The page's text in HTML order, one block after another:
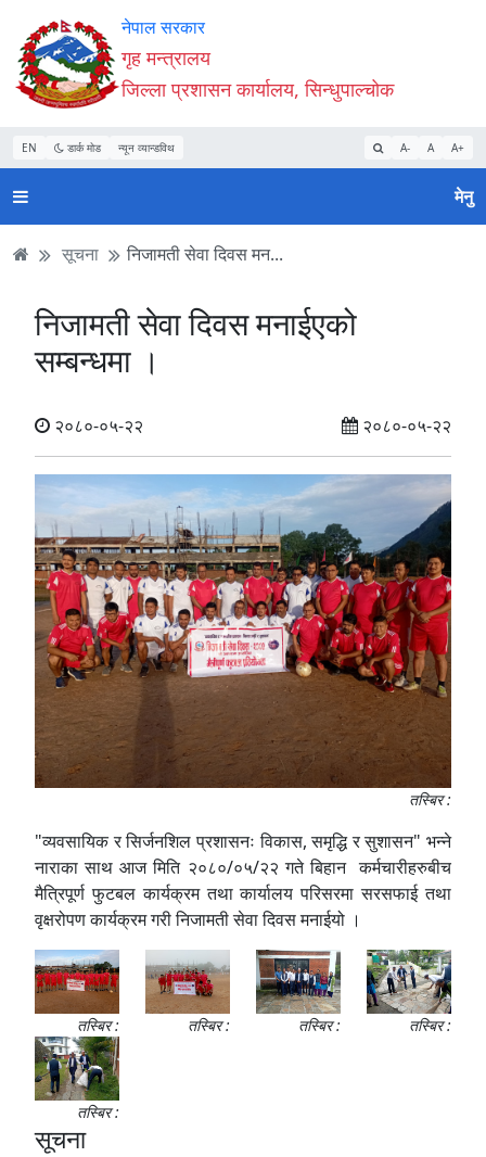
Accessibility
Mode
सुरु
गर्नुहोस्
सामाग्री
पढ्नुहाेस्
नेभिगेसन
पढ्नुहाेस्
वेबसाइट
खोजमा
जानुहोस्
नेपाल सरकार
गृह मन्त्रालय
जिल्ला प्रशासन कार्यालय, सिन्धुपाल्चोक
EN डार्क मोड न्यून व्यान्डविथ A- A A+
मेनु
सूचना निजामती सेवा दिवस मन...
निजामती सेवा दिवस मनाईएको
सम्बन्धमा ।
२०८०-०५-२२ २०८०-०५-२२
तस्बिर :
"व्यवसायिक र सिर्जनशिल प्रशासनः विकास, समृद्धि र सुशासन" भन्‍ने
नाराका साथ आज मिति २०८०/०५/२२ गते बिहान कर्मचारीहरुबीच
मैत्रिपूर्ण फुटबल कार्यक्रम तथा कार्यालय परिसरमा सरसफाई तथा
वृक्षरोपण कार्यक्रम गरी निजामती सेवा दिवस मनाईयो ।
तस्बिर : तस्बिर : तस्बिर : तस्बिर :
तस्बिर :
सूचना